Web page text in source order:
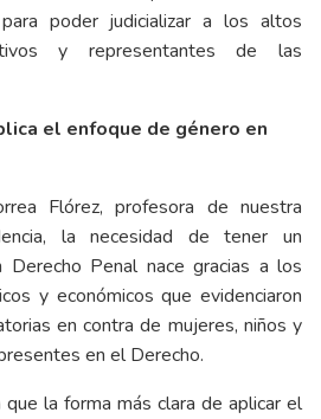
poder judicializar a los altos
y representantes de las
el enfoque de género en
Flórez, profesora de nuestra
la necesidad de tener un
Penal nace gracias a los
y económicos que evidenciaron
en contra de mujeres, niños y
en el Derecho.
la forma más clara de aplicar el